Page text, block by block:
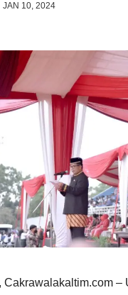
JAN 10, 2024
Cakrawalakaltim.com –